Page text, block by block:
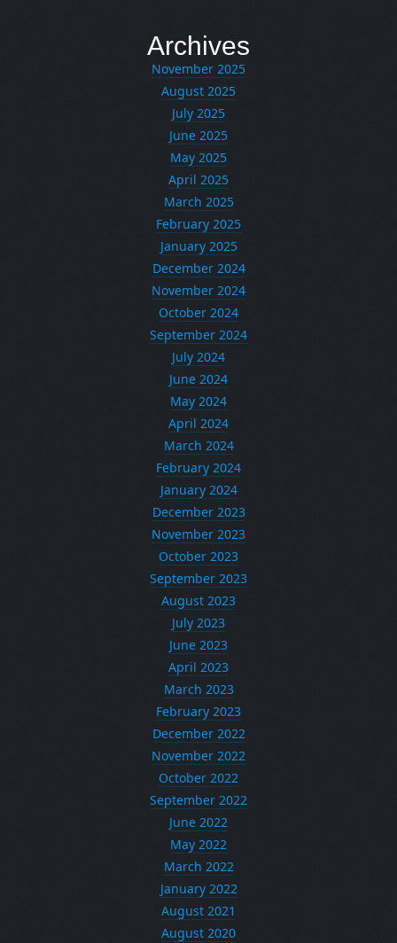
Archives
November 2025
August 2025
July 2025
June 2025
May 2025
April 2025
March 2025
February 2025
January 2025
December 2024
November 2024
October 2024
September 2024
July 2024
June 2024
May 2024
April 2024
March 2024
February 2024
January 2024
December 2023
November 2023
October 2023
September 2023
August 2023
July 2023
June 2023
April 2023
March 2023
February 2023
December 2022
November 2022
October 2022
September 2022
June 2022
May 2022
March 2022
January 2022
August 2021
August 2020